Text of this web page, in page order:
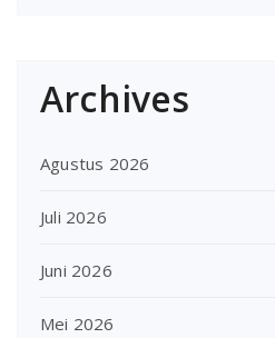
Archives
Agustus 2026
Juli 2026
Juni 2026
Mei 2026